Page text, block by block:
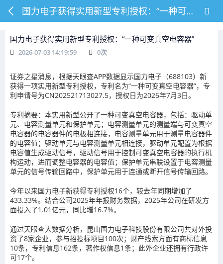
国力电子获得实用新型专利授权：“一种可变真空电容器”
国力电子获得实用新型专利授权：“一种可变真空电容器”
2026-07-03 14:19:59 0次
证券之星消息，根据天眼查APP数据显示国力电子（688103）新
获得一项实用新型专利授权，专利名为“一种可变真空电容器”，专
利申请号为CN202521713027.5，授权日为2026年7月3日。
专利摘要：本实用新型公开了一种可变真空电容器，包括：驱动单
元、电容测量单元和保护单元；电容测量单元的测量端与可变真空
电容器的电容器件的电极相连接，电容测量单元用于测量电容器件
的电容值；驱动单元与电容测量单元相连接，驱动单元配置为根据
电容值生成驱动信号，驱动信号用于控制可变真空电容器的执行机
构运动，进而调整电容器的电容值；保护单元串联设置于电容测量
单元的信号传输回路中，保护单元用于连通或断开信号传输回路。
今年以来国力电子新获得专利授权16个，较去年同期增加了
433.33%。结合公司2025年年报财务数据，2025年公司在研发方
面投入了1.01亿元，同比增16.7%。
通过天眼查大数据分析，昆山国力电子科技股份有限公司共对外投
资了8家企业，参与招投标项目100次；财产线索方面有商标信息
10条，专利信息162条，著作权信息1条；此外企业还拥有行政许
可17个。